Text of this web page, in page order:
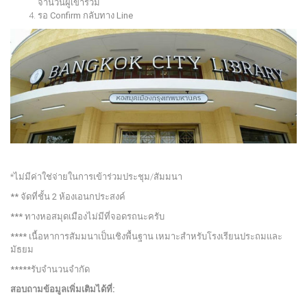
จำนวนผู้เข้าร่วม
รอ Confirm กลับทาง Line
*ไม่มีค่าใช่จ่ายในการเข้าร่วมประชุม/สัมมนา
** จัดที่ชั้น 2 ห้องเอนกประสงค์
*** ทางหอสมุดเมืองไม่มีที่จอดรถนะครับ
**** เนื้อหาการสัมมนาเป็นเชิงพื้นฐาน เหมาะสำหรับโรงเรียนประถมและ
มัธยม
*****รับจำนวนจำกัด
สอบถามข้อมูลเพิ่มเติมได้ที่: